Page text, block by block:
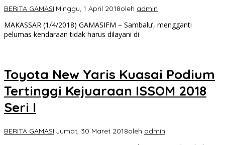
BERITA GAMASI|Minggu, 1 April 2018oleh admin
MAKASSAR (1/4/2018) GAMASIFM – Sambalu’, mengganti
pelumas kendaraan tidak harus dilayani di
Toyota New Yaris Kuasai Podium
Tertinggi Kejuaraan ISSOM 2018
Seri I
BERITA GAMASI|Jumat, 30 Maret 2018oleh admin